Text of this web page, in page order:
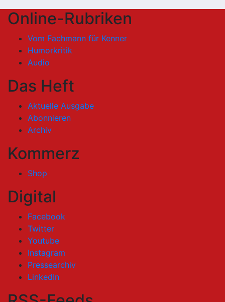
Online-Rubriken
Vom Fachmann für Kenner
Humorkritik
Audio
Das Heft
Aktuelle Ausgabe
Abonnieren
Archiv
Kommerz
Shop
Digital
Facebook
Twitter
Youtube
Instagram
Pressearchiv
LinkedIn